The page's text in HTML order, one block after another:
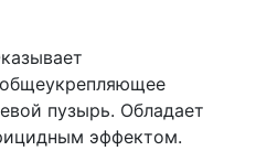
пузырь. Обладает
эффектом.